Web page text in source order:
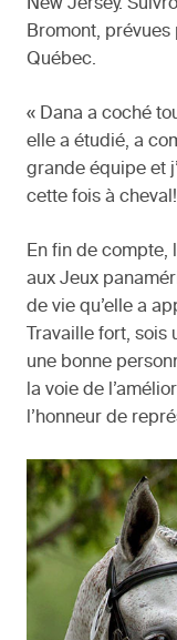
New Jersey.
Bromont,
Québec.
« Dana a coché
elle a étudié, a
grande équipe et
cette fois à
En fin de compte,
aux Jeux
de vie qu’elle a
Travaille fort,
une bonne
la voie de
l’honneur de